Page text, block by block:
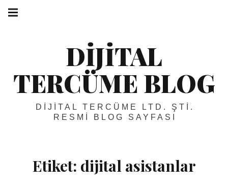
Skip
DIJITAL
TERCÜME BLOG
DIJITAL TERCÜME LTD. ŞTI.
RESMI BLOG SAYFASI
navigation
Etiket: dijital asistanlar